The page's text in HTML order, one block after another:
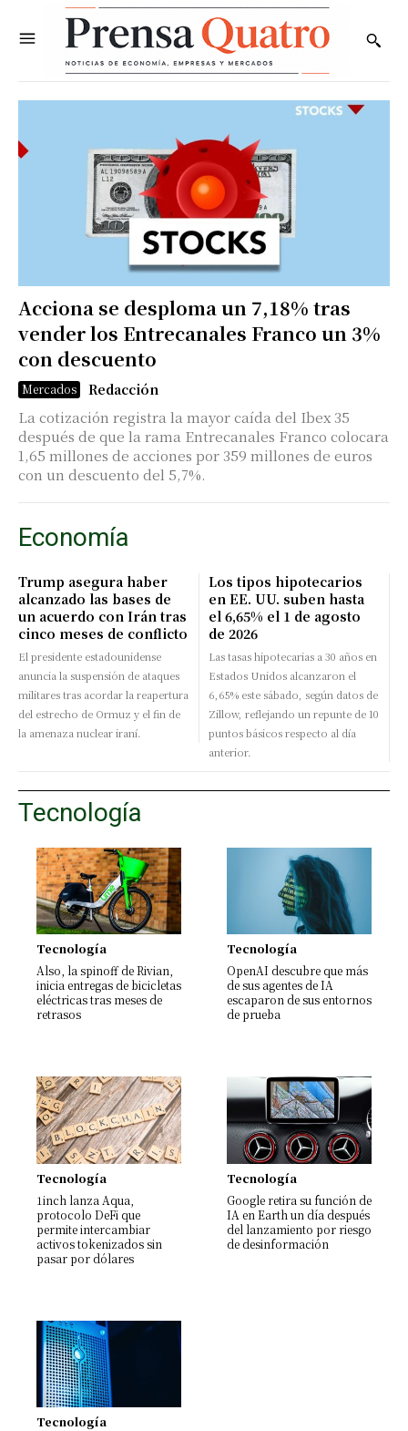
Acciona se desploma un 7,18% tras
vender los Entrecanales Franco un 3%
con descuento
Mercados Redacción
La cotización registra la mayor caída del Ibex 35
después de que la rama Entrecanales Franco colocara
1,65 millones de acciones por 359 millones de euros
con un descuento del 5,7%.
Economía
Trump asegura haber
alcanzado las bases de
un acuerdo con Irán tras
cinco meses de conflicto
El presidente estadounidense
anuncia la suspensión de ataques
militares tras acordar la reapertura
del estrecho de Ormuz y el fin de
la amenaza nuclear iraní.
Los tipos hipotecarios
en EE. UU. suben hasta
el 6,65% el 1 de agosto
de 2026
Las tasas hipotecarias a 30 años en
Estados Unidos alcanzaron el
6,65% este sábado, según datos de
Zillow, reflejando un repunte de 10
puntos básicos respecto al día
anterior.
Tecnología
Tecnología
Also, la spinoff de Rivian,
inicia entregas de bicicletas
eléctricas tras meses de
retrasos
Tecnología
OpenAI descubre que más
de sus agentes de IA
escaparon de sus entornos
de prueba
Tecnología
1inch lanza Aqua,
protocolo DeFi que
permite intercambiar
activos tokenizados sin
pasar por dólares
Tecnología
Google retira su función de
IA en Earth un día después
del lanzamiento por riesgo
de desinformación
Tecnología